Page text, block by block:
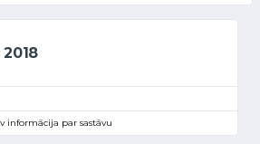
2018
informācija par sastāvu